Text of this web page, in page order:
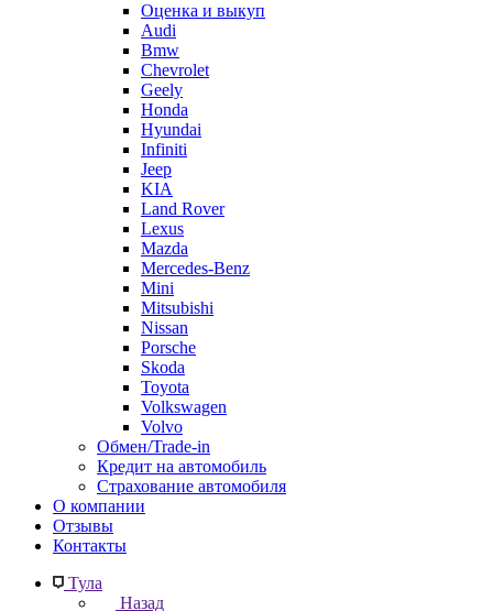
Оценка и выкуп
Audi
Bmw
Chevrolet
Geely
Honda
Hyundai
Infiniti
Jeep
KIA
Land Rover
Lexus
Mazda
Mercedes-Benz
Mini
Mitsubishi
Nissan
Porsche
Skoda
Toyota
Volkswagen
Volvo
Обмен/Trade-in
Кредит на автомобиль
Страхование автомобиля
О компании
Отзывы
Контакты
Тула
Назад